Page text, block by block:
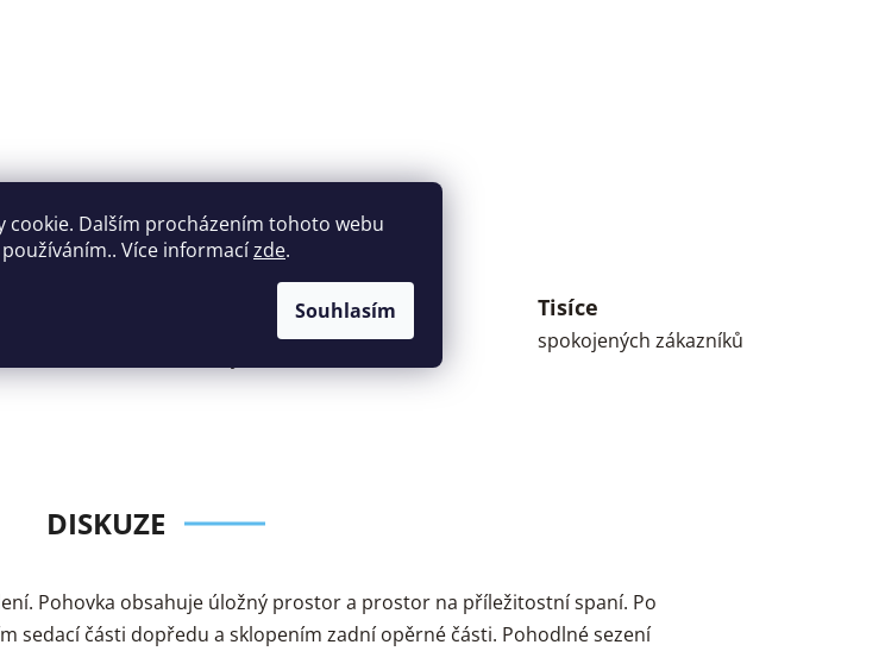
cookie. Dalším procházením tohoto webu
Více informacízde.
Souhlasím
Široký výběr
nábytku za rozumné
Tisíce
spokojených zákazníků
DISKUZE
Pohovka obsahuje úložný prostor a prostor na příležitostní spaní. Po
sedací části dopředu a sklopením zadní opěrné části. Pohodlné sezení